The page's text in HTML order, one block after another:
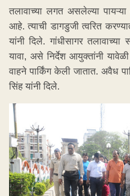
तलावाच्या लगत असलेल्या पायऱ्या
आहे. त्याची डागडुजी त्वरित
यांनी दिले. गांधीसागर तलावाच्या
यावा, असे निर्देश आयुक्तांनी
वाहने पार्किंग केली जातात. अवैध
सिंह यांनी दिले.